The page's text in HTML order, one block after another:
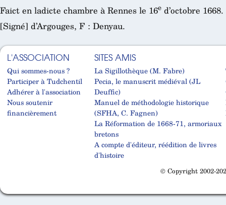
Faict en ladicte chambre à Rennes le 16e d’octobre 1668.
[Signé] d’Argouges, F : Denyau.
L'ASSOCIATION
Qui sommes-nous ?
Participer à Tudchentil
Adhérer à l'association
Nous soutenir
financièrement
SITES AMIS
La Sigillothèque (M. Fabre)
Pecia, le manuscrit médiéval (JL
Deuffic)
Manuel de méthodologie historique
(SFHA, C. Fagnen)
La Réformation de 1668-71, armoriaux
bretons
A compte d'éditeur, réédition de livres
d'histoire
© Copyright 2002-